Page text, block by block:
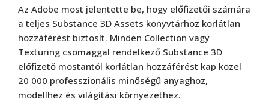
Az Adobe most jelentette be, hogy előfizetői számára
a teljes Substance 3D Assets könyvtárhoz korlátlan
hozzáférést biztosít. Minden Collection vagy
Texturing csomaggal rendelkező Substance 3D
előfizető mostantól korlátlan hozzáférést kap közel
20 000 professzionális minőségű anyaghoz,
modellhez és világítási környezethez.